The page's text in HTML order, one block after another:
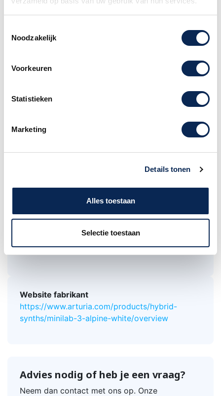
Noodzakelijk
Voorkeuren
Statistieken
Marketing
Details tonen
Alles toestaan
Selectie toestaan
4 schuifregelaars
realtime feedback
Op maat geschreven DAW-scripts voor
8 DAW- en gebruikersvoorinstellingen
volledige reeks, halve toon transpositie
pitchbend en modulatiewiel
Besturingsingang voor pedaal: sustain,
USB-aangedreven / USB-C MIDI-aansluiting
MIDI 5-pins DIN-uitgang voor aansluiting op
Naadloze integratie met alle Arturia
software-instrumenten
Website fabrikant
https://www.arturia.com/products/hybrid-
synths/minilab-3-alpine-white/overview
Advies nodig of heb je een vraag?
Neem dan contact met ons op. Onze